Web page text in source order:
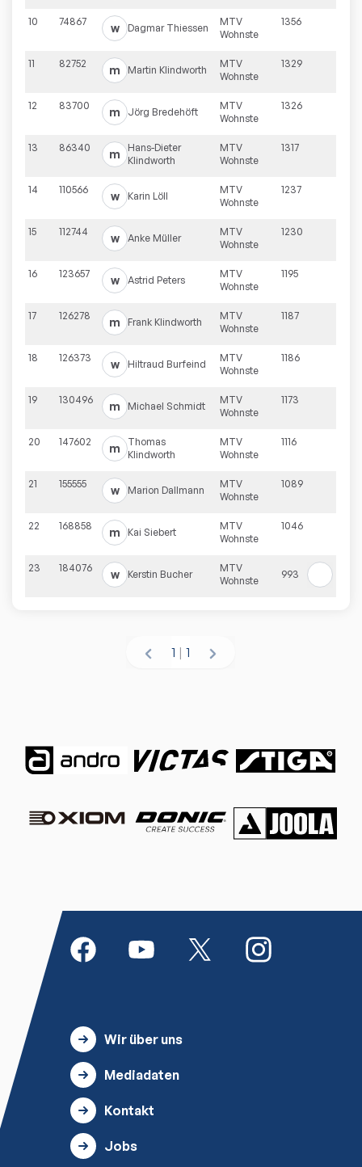
10 74867 w Dagmar Thiessen
MTV
Wohnste
1356
11 82752 m Martin Klindworth
MTV
Wohnste
1329
12 83700 m Jörg Bredehöft
MTV
Wohnste
1326
13 86340 m
Hans-Dieter
Klindworth
MTV
Wohnste
1317
14 110566 w Karin Löll
MTV
Wohnste
1237
15 112744 w Anke Müller
MTV
Wohnste
1230
16 123657 w Astrid Peters
MTV
Wohnste
1195
17 126278 m Frank Klindworth
MTV
Wohnste
1187
18 126373 w Hiltraud Burfeind
MTV
Wohnste
1186
19 130496 m Michael Schmidt
MTV
Wohnste
1173
20 147602 m
Thomas
Klindworth
MTV
Wohnste
1116
21 155555 w Marion Dallmann
MTV
Wohnste
1089
22 168858 m Kai Siebert
MTV
Wohnste
1046
23 184076 w Kerstin Bucher
MTV
Wohnste
993
1 | 1
Wir über uns
Mediadaten
Kontakt
Jobs